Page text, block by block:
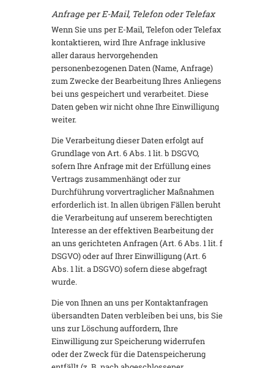
Anfrage per E-Mail, Telefon oder Telefax
Wenn Sie uns per E-Mail, Telefon oder Telefax
kontaktieren, wird Ihre Anfrage inklusive
aller daraus hervorgehenden
personenbezogenen Daten (Name, Anfrage)
zum Zwecke der Bearbeitung Ihres Anliegens
bei uns gespeichert und verarbeitet. Diese
Daten geben wir nicht ohne Ihre Einwilligung
weiter.
Die Verarbeitung dieser Daten erfolgt auf
Grundlage von Art. 6 Abs. 1 lit. b DSGVO,
sofern Ihre Anfrage mit der Erfüllung eines
Vertrags zusammenhängt oder zur
Durchführung vorvertraglicher Maßnahmen
erforderlich ist. In allen übrigen Fällen beruht
die Verarbeitung auf unserem berechtigten
Interesse an der effektiven Bearbeitung der
an uns gerichteten Anfragen (Art. 6 Abs. 1 lit. f
DSGVO) oder auf Ihrer Einwilligung (Art. 6
Abs. 1 lit. a DSGVO) sofern diese abgefragt
wurde.
Die von Ihnen an uns per Kontaktanfragen
übersandten Daten verbleiben bei uns, bis Sie
uns zur Löschung auffordern, Ihre
Einwilligung zur Speicherung widerrufen
oder der Zweck für die Datenspeicherung